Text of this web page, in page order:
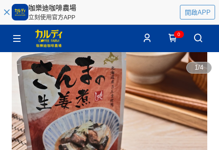
咖樂迪咖啡農場
立刻使用官方APP
開啟APP
0
1/4